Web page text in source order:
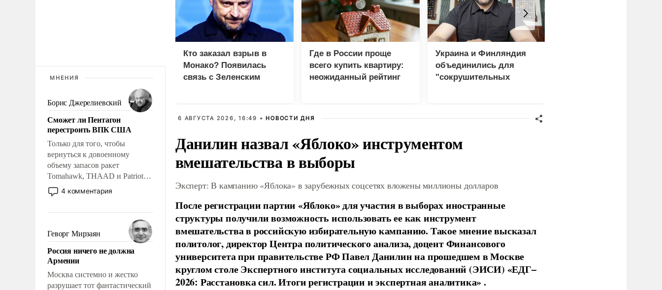
МНЕНИЯ
Борис Джерелиевский
Сможет ли Пентагон
перестроить ВПК США
Только для того, чтобы
вернуться к довоенному
объему запасов ракет
Tomahawk, THAAD и Patriot
США потребуется более трех
лет. Даже небольшая война с
Сложившаяся ситуация
означает многолетний период
уязвимости США, например,
перед Китаем.
4 комментария
Геворг Мирзаян
Россия ничего не должна
Армении
Москва системно и жестко
разрушает тот фантастический
Кто заказал взрыв в
Монако? Появилась
связь с Зеленским
Где в России проще
всего купить квартиру:
неожиданный рейтинг
Украина и Финляндия
объединились для
"сокрушительных
6 АВГУСТА 2026, 16:49 • НОВОСТИ ДНЯ
Данилин назвал «Яблоко» инструментом
вмешательства в выборы
Эксперт: В кампанию «Яблока» в зарубежных соцсетях вложены миллионы долларов
После регистрации партии «Яблоко» для участия в выборах иностранные
структуры получили возможность использовать ее как инструмент
вмешательства в российскую избирательную кампанию. Такое мнение высказал
политолог, директор Центра политического анализа, доцент Финансового
университета при правительстве РФ Павел Данилин на прошедшем в Москве
круглом столе Экспертного института социальных исследований (ЭИСИ) «ЕДГ–
2026: Расстановка сил. Итоги регистрации и экспертная аналитика» .